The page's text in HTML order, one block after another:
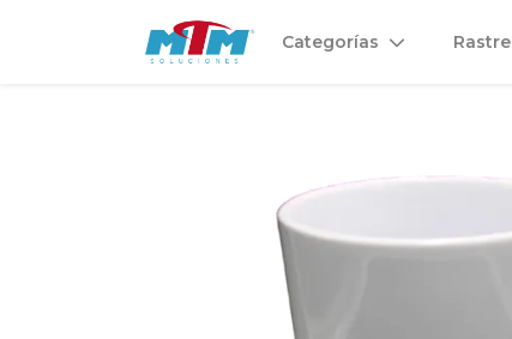
Categorías